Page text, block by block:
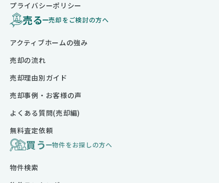
売る 売却をご検討の方へ
アクティブホームの強み
売却の流れ
売却理由別ガイド
売却事例・お客様の声
よくある質問(売却編)
無料査定依頼
買う 物件をお探しの方へ
物件検索
プライバシーポリシー